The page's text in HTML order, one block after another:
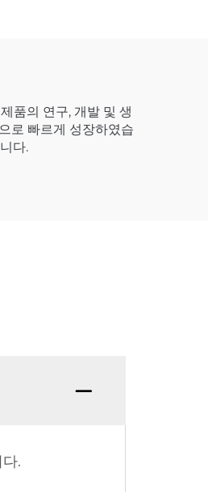
품의 연구, 개발 및 생
로 빠르게 성장하였습
다.
.